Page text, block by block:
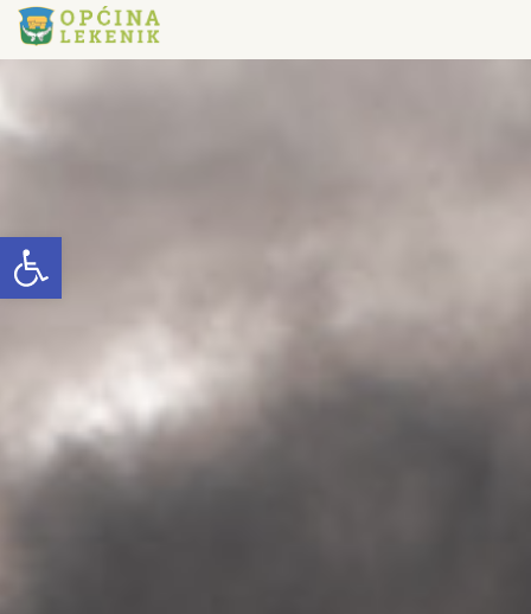
Open toolbar